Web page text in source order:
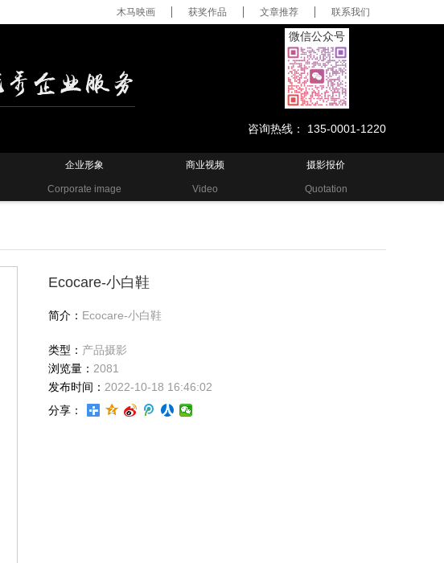
木马映画 获奖作品 文章推荐 联系我们
微信公众号
咨询热线： 135-0001-1220
企业形象
Corporate image
商业视频
Video
摄影报价
Quotation
Ecocare-小白鞋
简介： Ecocare-小白鞋
类型： 产品摄影
浏览量： 2081
发布时间： 2022-10-18 16:46:02
分享：